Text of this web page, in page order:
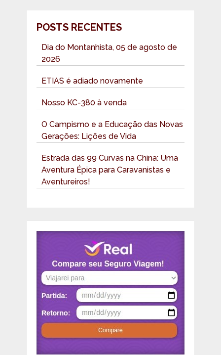
POSTS RECENTES
Dia do Montanhista, 05 de agosto de
2026
ETIAS é adiado novamente
Nosso KC-380 à venda
O Campismo e a Educação das Novas
Gerações: Lições de Vida
Estrada das 99 Curvas na China: Uma
Aventura Épica para Caravanistas e
Aventureiros!